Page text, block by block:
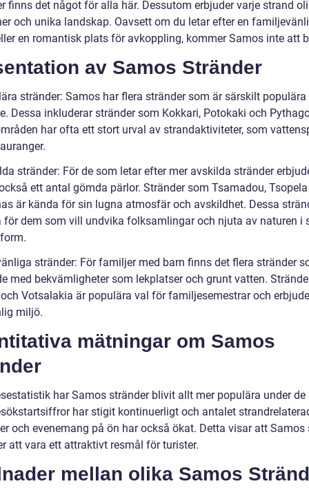
finns det något för alla här. Dessutom erbjuder varje strand
och unika landskap. Oavsett om du letar efter en
en romantisk plats för avkoppling, kommer Samos inte att
av Samos Stränder
stränder: Samos har flera stränder som är särskilt
Dessa inkluderar stränder som Kokkari, Potokaki och
har ofta ett stort urval av strandaktiviteter, som
stränder: För de som letar efter mer avskilda stränder
ett antal gömda pärlor. Stränder som Tsamadou,
är kända för sin lugna atmosfär och avskildhet. Dessa
för dem som vill undvika folksamlingar och njuta av naturen i
stränder: För familjer med barn finns det flera stränder
med bekvämligheter som lekplatser och grunt vatten.
Votsalakia är populära val för familjesemestrar och
miljö.
mätningar om Samos
har Samos stränder blivit allt mer populära under de
har stigit kontinuerligt och antalet
och evenemang på ön har också ökat. Detta visar att Samos
att vara ett attraktivt resmål för turister.
mellan olika Samos